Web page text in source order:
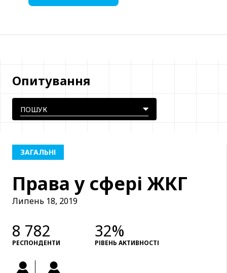
Опитування
ЗАГАЛЬНІ
Права у сфері ЖКГ
Липень 18, 2019
8 782
РЕСПОНДЕНТИ
32%
РІВЕНЬ АКТИВНОСТІ